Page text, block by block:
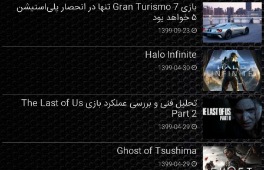
بازی Gran Turismo 7 تنها در انحصار پلی‌استیشن
۵ خواهد بود
1399-09-23
Halo Infinite
1399-04-30
تحلیل فنی و بررسی عملکرد بازی The Last of Us
Part 2
1399-04-29
Ghost of Tsushima
1399-04-29